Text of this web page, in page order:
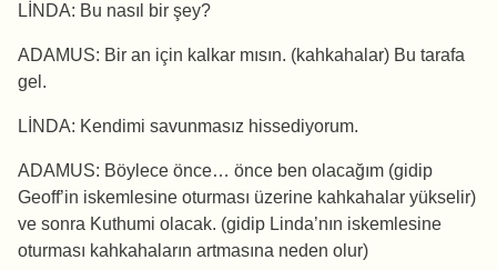
LİNDA: Bu nasıl bir şey?
ADAMUS: Bir an için kalkar mısın. (kahkahalar) Bu tarafa
gel.
LİNDA: Kendimi savunmasız hissediyorum.
ADAMUS: Böylece önce… önce ben olacağım (gidip
Geoff’in iskemlesine oturması üzerine kahkahalar yükselir)
ve sonra Kuthumi olacak. (gidip Linda’nın iskemlesine
oturması kahkahaların artmasına neden olur)